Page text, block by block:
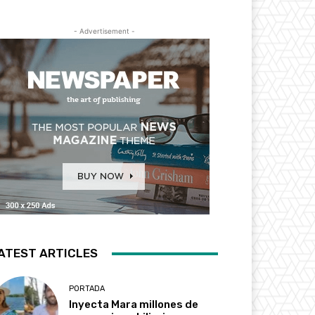
- Advertisement -
ARTICLES
PORTADA
Inyecta Mara millones de